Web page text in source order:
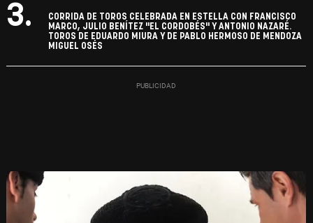
3.
CORRIDA DE TOROS CELEBRADA EN ESTELLA CON FRANCISCO
MARCO, JULIO BENÍTEZ "EL CORDOBÉS" Y ANTONIO NAZARÉ.
TOROS DE EDUARDO MIURA Y DE PABLO HERMOSO DE MENDOZA
MIGUEL OSÉS